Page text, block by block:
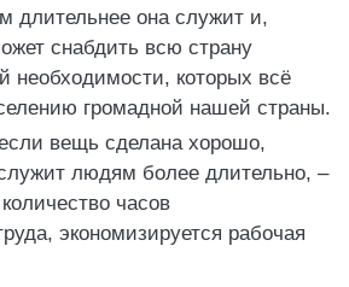
длительнее она служит и,
снабдить всю страну
необходимости, которых всё
громадной нашей страны.
вещь сделана хорошо,
людям более длительно, –
часов
экономизируется рабочая